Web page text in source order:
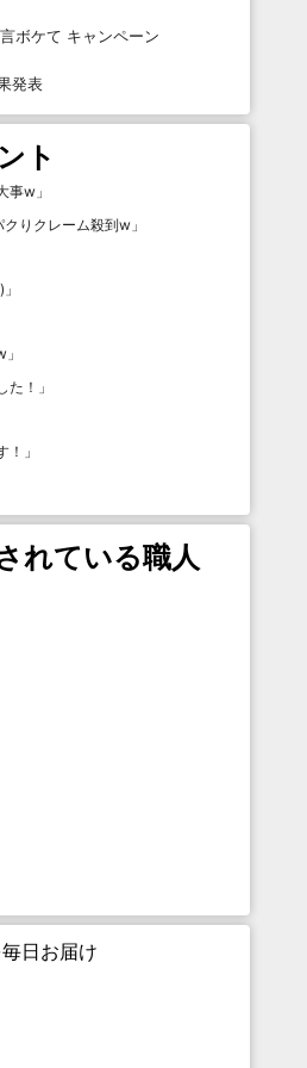
ボケて キャンペーン
発表
ト
事w 」
クりクレーム殺到w 」
」
」
た！
」
！ 」
れている職人
日お届け